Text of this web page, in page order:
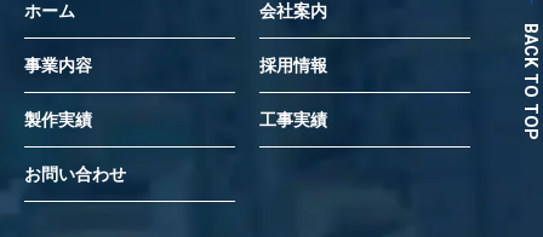
BACK TO TOP
ホーム 会社案内
事業内容 採用情報
製作実績 工事実績
お問い合わせ